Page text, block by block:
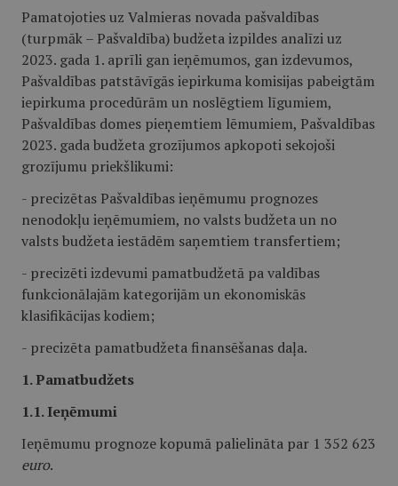
Pamatojoties uz Valmieras novada pašvaldības
(turpmāk – Pašvaldība) budžeta izpildes analīzi uz
2023. gada 1. aprīli gan ieņēmumos, gan izdevumos,
Pašvaldības patstāvīgās iepirkuma komisijas pabeigtām
iepirkuma procedūrām un noslēgtiem līgumiem,
Pašvaldības domes pieņemtiem lēmumiem, Pašvaldības
2023. gada budžeta grozījumos apkopoti sekojoši
grozījumu priekšlikumi:
- precizētas Pašvaldības ieņēmumu prognozes
nenodokļu ieņēmumiem, no valsts budžeta un no
valsts budžeta iestādēm saņemtiem transfertiem;
- precizēti izdevumi pamatbudžetā pa valdības
funkcionālajām kategorijām un ekonomiskās
klasifikācijas kodiem;
- precizēta pamatbudžeta finansēšanas daļa.
1. Pamatbudžets
1.1. Ieņēmumi
Ieņēmumu prognoze kopumā palielināta par 1 352 623
euro.